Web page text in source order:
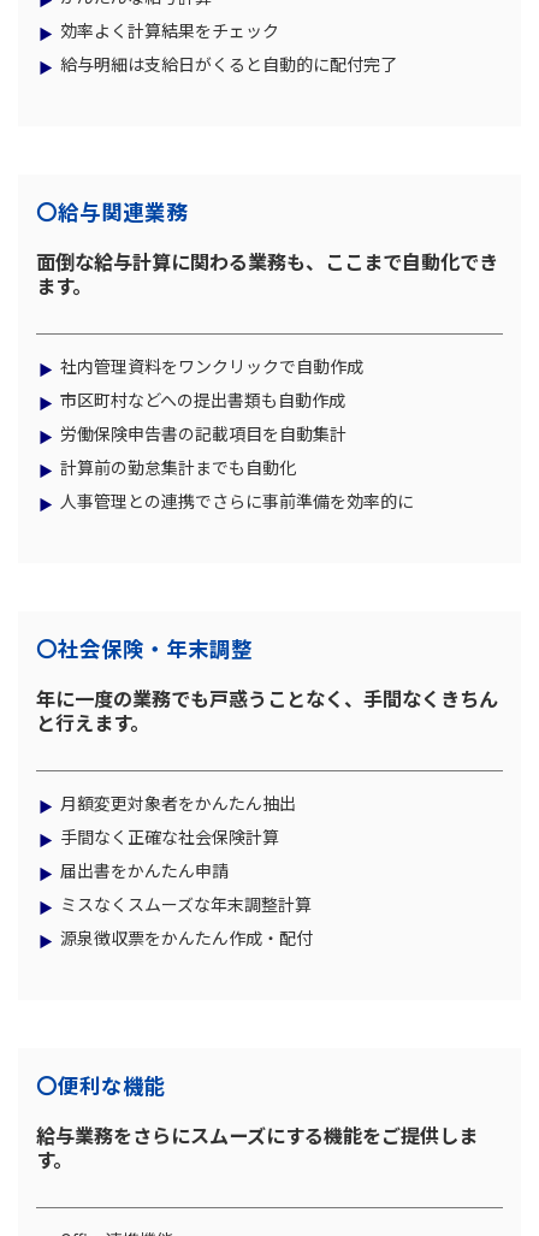
効率よく計算結果をチェック
給与明細は支給日がくると自動的に配付完了
〇給与関連業務
面倒な給与計算に関わる業務も、ここまで自動化でき
ます。
社内管理資料をワンクリックで自動作成
市区町村などへの提出書類も自動作成
労働保険申告書の記載項目を自動集計
計算前の勤怠集計までも自動化
人事管理との連携でさらに事前準備を効率的に
〇社会保険・年末調整
年に一度の業務でも戸惑うことなく、手間なくきちん
と行えます。
月額変更対象者をかんたん抽出
手間なく正確な社会保険計算
届出書をかんたん申請
ミスなくスムーズな年末調整計算
源泉徴収票をかんたん作成・配付
〇便利な機能
給与業務をさらにスムーズにする機能をご提供しま
す。